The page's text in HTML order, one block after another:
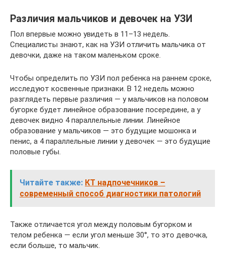
Различия мальчиков и девочек на УЗИ
Пол впервые можно увидеть в 11–13 недель.
Специалисты знают, как на УЗИ отличить мальчика от
девочки, даже на таком маленьком сроке.
Чтобы определить по УЗИ пол ребенка на раннем сроке,
исследуют косвенные признаки. В 12 недель можно
разглядеть первые различия — у мальчиков на половом
бугорке будет линейное образование посередине, а у
девочек видно 4 параллельные линии. Линейное
образование у мальчиков — это будущие мошонка и
пенис, а 4 параллельные линии у девочек — это будущие
половые губы.
Читайте также: КТ надпочечников –
современный способ диагностики патологий
Также отличается угол между половым бугорком и
телом ребенка — если угол меньше 30°, то это девочка,
если больше, то мальчик.